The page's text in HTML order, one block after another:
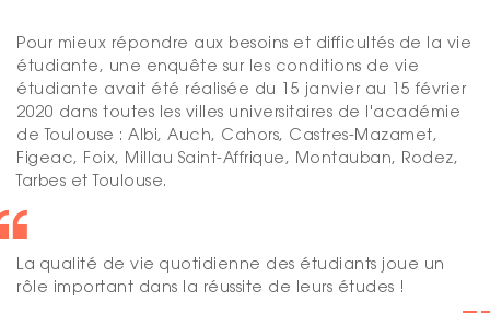
Pour mieux répondre aux besoins et difficultés de la vie
étudiante, une enquête sur les conditions de vie
étudiante avait été réalisée du 15 janvier au 15 février
2020 dans toutes les villes universitaires de l'académie
de Toulouse : Albi, Auch, Cahors, Castres-Mazamet,
Figeac, Foix, Millau Saint-Affrique, Montauban, Rodez,
Tarbes et Toulouse.
La qualité de vie quotidienne des étudiants joue un
rôle important dans la réussite de leurs études !